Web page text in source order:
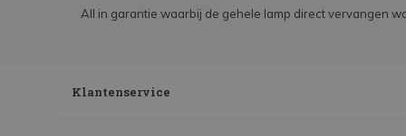
All in garantie waarbij de gehele lamp direct vervangen
Klantenservice